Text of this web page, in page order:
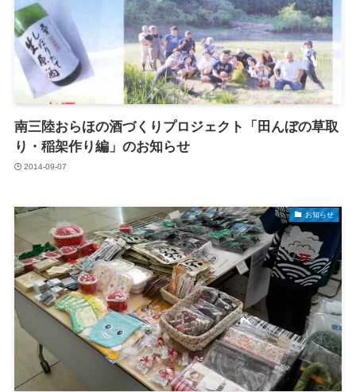
南三陸おらほの酒づくりプロジェクト「田んぼの草取
り・稲架作り編」のお知らせ
2014-09-07
お知らせ